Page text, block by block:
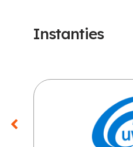
Instanties